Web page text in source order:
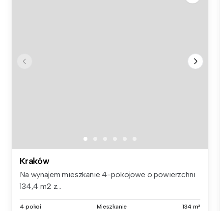
Kraków
Na wynajem mieszkanie 4-pokojowe o powierzchni
134,4 m2 z...
4 pokoi Mieszkanie 134 m²